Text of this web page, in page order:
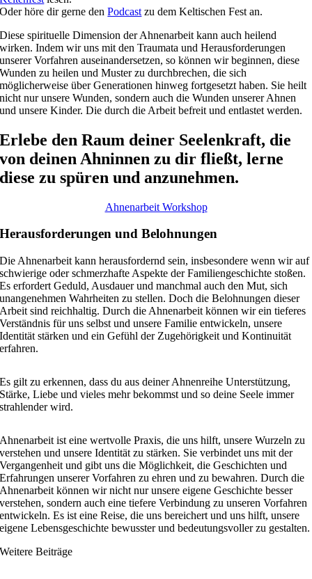
Oder höre dir gerne denPodcast zu dem Keltischen Fest an.
Diese spirituelle Dimension der Ahnenarbeit kann auch heilend
wirken. Indem wir uns mit den Traumata und Herausforderungen
unserer Vorfahren auseinandersetzen, so können wir beginnen, diese
Wunden zu heilen und Muster zu durchbrechen, die sich
möglicherweise über Generationen hinweg fortgesetzt haben. Sie heilt
nicht nur unsere Wunden, sondern auch die Wunden unserer Ahnen
und unsere Kinder. Die durch die Arbeit befreit und entlastet werden.
Erlebe den Raum deiner Seelenkraft, die
von deinen Ahninnen zu dir fließt, lerne
diese zu spüren und anzunehmen.
Ahnenarbeit Workshop
Herausforderungen und Belohnungen
Die Ahnenarbeit kann herausfordernd sein, insbesondere wenn wir auf
schwierige oder schmerzhafte Aspekte der Familiengeschichte stoßen.
Es erfordert Geduld, Ausdauer und manchmal auch den Mut, sich
unangenehmen Wahrheiten zu stellen. Doch die Belohnungen dieser
Arbeit sind reichhaltig. Durch die Ahnenarbeit können wir ein tieferes
Verständnis für uns selbst und unsere Familie entwickeln, unsere
Identität stärken und ein Gefühl der Zugehörigkeit und Kontinuität
erfahren.
Es gilt zu erkennen, dass du aus deiner Ahnenreihe Unterstützung,
Stärke, Liebe und vieles mehr bekommst und so deine Seele immer
strahlender wird.
Ahnenarbeit ist eine wertvolle Praxis, die uns hilft, unsere Wurzeln zu
verstehen und unsere Identität zu stärken. Sie verbindet uns mit der
Vergangenheit und gibt uns die Möglichkeit, die Geschichten und
Erfahrungen unserer Vorfahren zu ehren und zu bewahren. Durch die
Ahnenarbeit können wir nicht nur unsere eigene Geschichte besser
verstehen, sondern auch eine tiefere Verbindung zu unseren Vorfahren
entwickeln. Es ist eine Reise, die uns bereichert und uns hilft, unsere
eigene Lebensgeschichte bewusster und bedeutungsvoller zu gestalten.
Weitere Beiträge